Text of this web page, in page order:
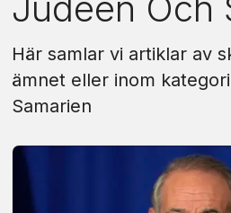
judeen
och
samarien
Här samlar vi artiklar av
ämnet eller inom
Samarien